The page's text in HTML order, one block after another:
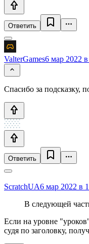
Ответить
ValterGames6 мар 2022
Спасибо за подсказку,
Ответить
ScratchUA6 мар 2022 в
В следующей
Если на уровне
судя по заголовку,